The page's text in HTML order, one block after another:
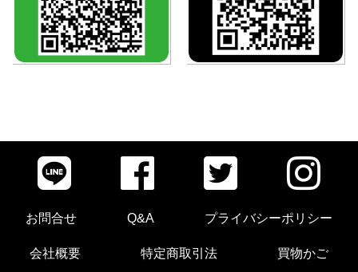
お問合せ Q&A プライバシーポリシー
会社概要 特定商取引法 買物かご